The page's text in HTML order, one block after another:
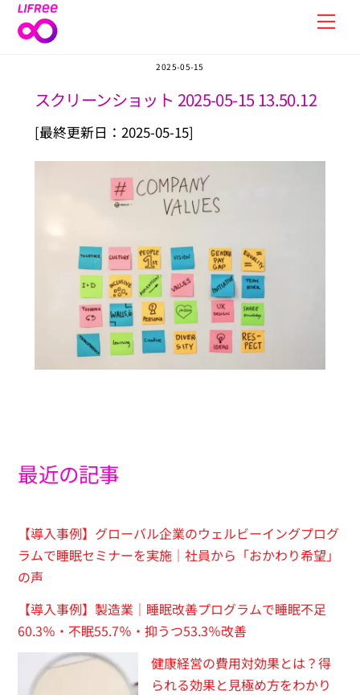
Skip
2025-05-15
スクリーンショット 2025-05-15 13.50.12
[最終更新日：2025-05-15]
最近の記事
【導入事例】グローバル企業のウェルビーイングプログ
ラムで睡眠セミナーを実施｜社員から「おかわり希望」
の声
【導入事例】製造業｜睡眠改善プログラムで睡眠不足
60.3％・不眠55.7％・抑うつ53.3％改善
健康経営の費用対効果とは？得
られる効果と見極め方をわかり